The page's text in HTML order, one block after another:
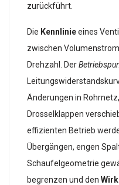
zurückführt.
Die Kennlinieeines
zwischen
Drehzahl. Der
Änderungen in
Drosselklappen
effizienten Betrieb
Übergängen, engen
Schaufelgeometrie
begrenzen und den